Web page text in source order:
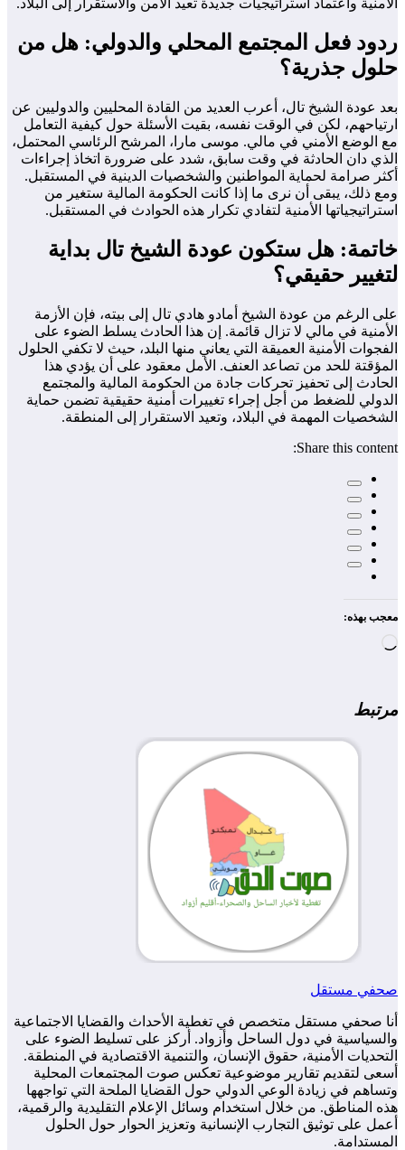
ردود فعل المجتمع المحلي والدولي: هل من
حلول جذرية؟
بعد عودة الشيخ تال، أعرب العديد من القادة المحليين والدوليين عن
ارتياحهم، لكن في الوقت نفسه، بقيت الأسئلة حول كيفية التعامل
مع الوضع الأمني في مالي. موسى مارا، المرشح الرئاسي المحتمل،
الذي دان الحادثة في وقت سابق، شدد على ضرورة اتخاذ إجراءات
أكثر صرامة لحماية المواطنين والشخصيات الدينية في المستقبل.
ومع ذلك، يبقى أن نرى ما إذا كانت الحكومة المالية ستغير من
استراتيجياتها الأمنية لتفادي تكرار هذه الحوادث في المستقبل.
خاتمة: هل ستكون عودة الشيخ تال بداية
لتغيير حقيقي؟
على الرغم من عودة الشيخ أمادو هادي تال إلى بيته، فإن الأزمة
الأمنية في مالي لا تزال قائمة. إن هذا الحادث يسلط الضوء على
الفجوات الأمنية العميقة التي يعاني منها البلد، حيث لا تكفي الحلول
المؤقتة للحد من تصاعد العنف. الأمل معقود على أن يؤدي هذا
الحادث إلى تحفيز تحركات جادة من الحكومة المالية والمجتمع
الدولي للضغط من أجل إجراء تغييرات أمنية حقيقية تضمن حماية
الشخصيات المهمة في البلاد، وتعيد الاستقرار إلى المنطقة.
Share this content:
معجب بهذه:
مرتبط
صحفي مستقل
أنا صحفي مستقل متخصص في تغطية الأحداث والقضايا الاجتماعية
والسياسية في دول الساحل وأزواد. أركز على تسليط الضوء على
التحديات الأمنية، حقوق الإنسان، والتنمية الاقتصادية في المنطقة.
أسعى لتقديم تقارير موضوعية تعكس صوت المجتمعات المحلية
وتساهم في زيادة الوعي الدولي حول القضايا الملحة التي تواجهها
هذه المناطق. من خلال استخدام وسائل الإعلام التقليدية والرقمية،
أعمل على توثيق التجارب الإنسانية وتعزيز الحوار حول الحلول
المستدامة.